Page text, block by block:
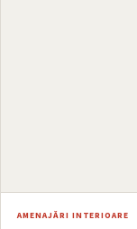
AMENAJĂRI INTERIOARE